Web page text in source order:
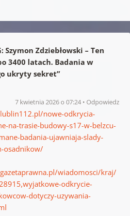
Szymon Zdziebłowski – Ten
3400 latach. Badania w
ukryty sekret”
7 kwietnia 2026 o 07:24 Odpowiedz
nowe-odkrycia-
na-trasie-budowy-s17-w-belzcu-
badania-ujawniaja-slady-
osadnikow/
wiadomosci/kraj/
odkrycie-
dotyczy-uzywania-